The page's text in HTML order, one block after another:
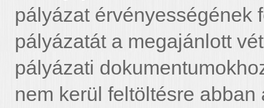
pályázat érvényességének
pályázatát a megajánlott
pályázati
nem kerül feltöltésre